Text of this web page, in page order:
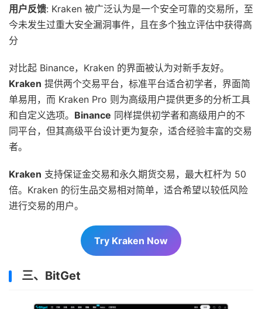
用户反馈: Kraken 被广泛认为是一个安全可靠的交易所，至
今未发生过重大安全漏洞事件，且在多个独立评估中获得高
分
对比起 Binance，Kraken 的界面被认为对新手友好。
Kraken 提供两个交易平台，标准平台适合初学者，界面简
单易用，而 Kraken Pro 则为高级用户提供更多的分析工具
和自定义选项。 Binance 同样提供初学者和高级用户的不
同平台，但其高级平台设计更为复杂，适合经验丰富的交易
者。
Kraken 支持保证金交易和永久期货交易，最大杠杆为 50
倍。Kraken 的衍生品交易相对简单，适合希望以较低风险
进行交易的用户。
Try Kraken Now
三、BitGet